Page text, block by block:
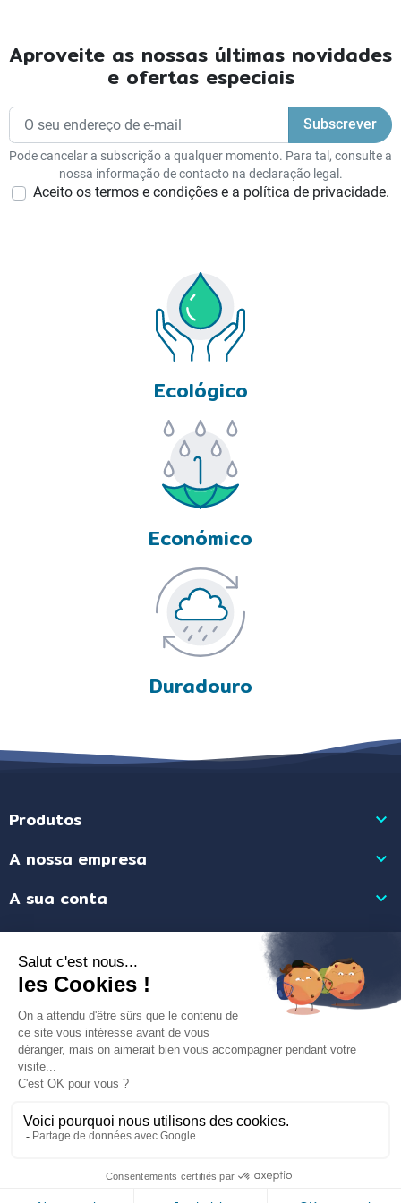
Aproveite as nossas últimas novidades
e ofertas especiais
Pode cancelar a subscrição a qualquer momento. Para tal, consulte a
nossa informação de contacto na declaração legal.
Aceito os termos e condições e a política de privacidade.
Ecológico
Económico
Duradouro
Produtos 
A nossa empresa 
A sua conta 
Informação da Loja
Merchant approved by Guaranteed Reviews Company, clic here to display
attestation.
Sítio Web concebido por AUDA- Todos os direitos reservados Ma
Aviso legal e política de privacidade
C.G.V.